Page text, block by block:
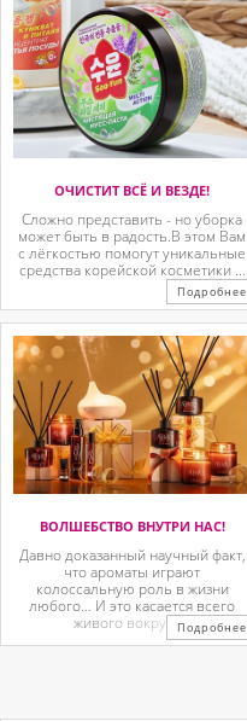
ОЧИСТИТ ВСЁ И ВЕЗДЕ!
Сложно представить - но уборка
может быть в радость.В этом Вам
с лёгкостью помогут уникальные
средства корейской косметики ...
Подробнее
ВОЛШЕБСТВО ВНУТРИ НАС!
Давно доказанный научный факт,
что ароматы играют
колоссальную роль в жизни
любого… И это касается всего
живого вокруг. ...Подробнее